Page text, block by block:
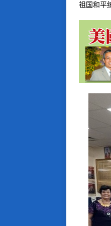
祖国和平